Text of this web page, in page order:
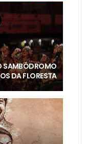
SAMBÓDROMO
DA FLORESTA